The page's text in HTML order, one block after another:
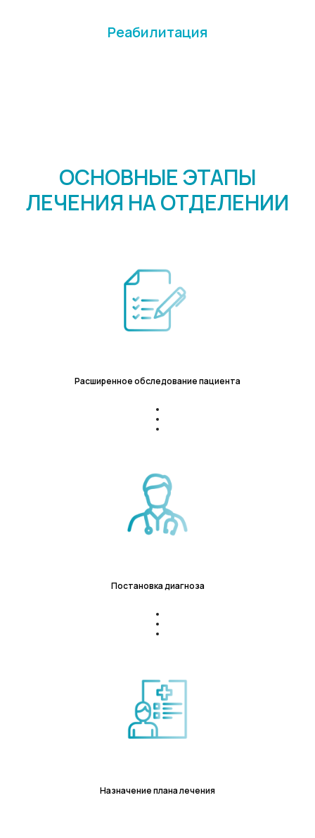
Реабилитация
ОСНОВНЫЕ ЭТАПЫ
ЛЕЧЕНИЯ НА ОТДЕЛЕНИИ
Расширенное обследование пациента
Постановка диагноза
Назначение плана лечения